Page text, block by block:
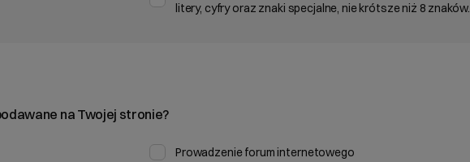
litery, cyfry oraz znaki specjalne, nie krótsze niż 8 znaków.
na Twojej stronie?
Prowadzenie forum internetowego